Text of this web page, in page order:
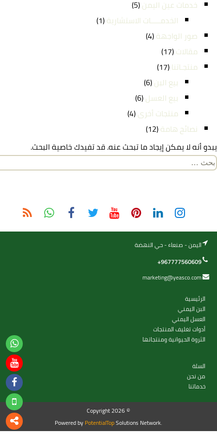
خدمات عين اليمن(5)
الخدمـــــات الاستشارية(1)
صور الواجهة(4)
مقالات(17)
منتجـاتنا (17)
بيع البن(6)
بيع العسل(6)
منتجات أخرى(4)
نصائح هامة(12)
يبدو أنه لا يمكن إيجاد ما تبحث عنه. قد تفيدك خاصية البحث.
البحث
اليمن - صنعاء - حي النهضة
+967777560609
marketing@yeasco.com
الرئيسية
البن اليمني
العسل اليمني
أدوات تغليف المنتجات
الثروة الحيوانية ومنتجاتها
السلة
من نحن
خدماتنا
Copyright 2026 ©
Powered byPotentialTopSolutions Network.